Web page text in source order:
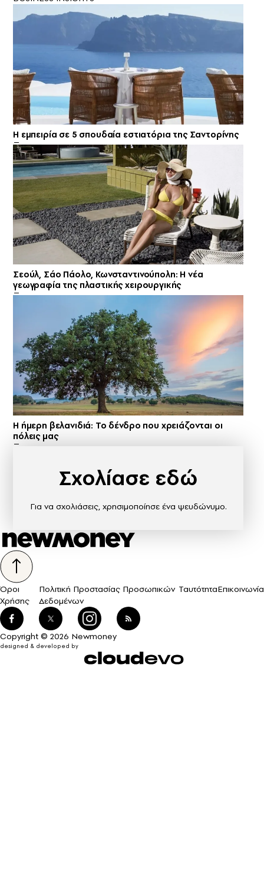
Η εμπειρία σε 5 σπουδαία εστιατόρια της Σαντορίνης
Σεούλ, Σάο Πάολο, Κωνσταντινούπολη: Η νέα
γεωγραφία της πλαστικής χειρουργικής
Η ήμερη βελανιδιά: Το δένδρο που χρειάζονται οι
πόλεις μας
Σχολίασε εδώ
Για να σχολιάσεις, χρησιμοποίησε ένα ψευδώνυμο.
Όροι
Χρήσης
Πολιτική Προστασίας Προσωπικών
Δεδομένων
ΤαυτότηταΕπικοινωνία
Copyright © 2026 Newmoney
designed & developed by